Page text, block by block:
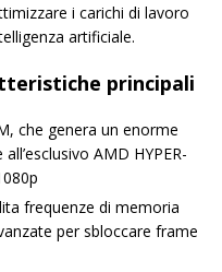
i carichi di lavoro
artificiale.
principali
che genera un enorme
AMD HYPER-
frequenze di memoria
per sbloccare frame